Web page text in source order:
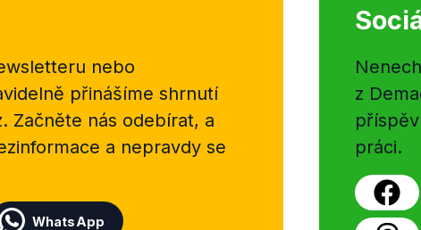
nebo
přinášíme shrnutí
Začněte nás odebírat, a
a nepravdy se
WhatsApp
z
práci.